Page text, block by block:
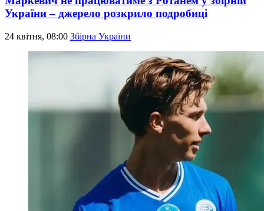
України – джерело розкрило подробиці
24 квітня, 08:00 Збірна України